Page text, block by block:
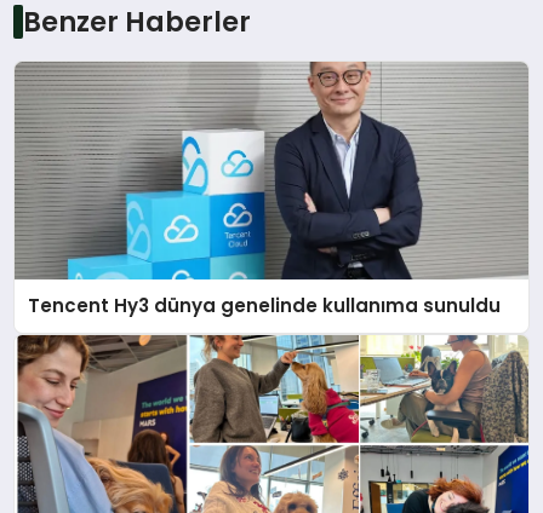
Benzer Haberler
Tencent Hy3 dünya genelinde kullanıma sunuldu